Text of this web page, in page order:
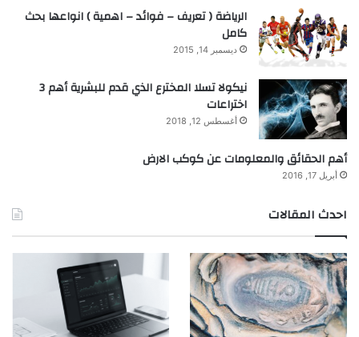
الرياضة ( تعريف – فوائد – اهمية ) انواعها بحث
كامل
ديسمبر 14, 2015
نيكولا تسلا المخترع الذي قدم للبشرية أهم 3
اختراعات
أغسطس 12, 2018
أهم الحقائق والمعلومات عن كوكب الارض
أبريل 17, 2016
احدث المقالات